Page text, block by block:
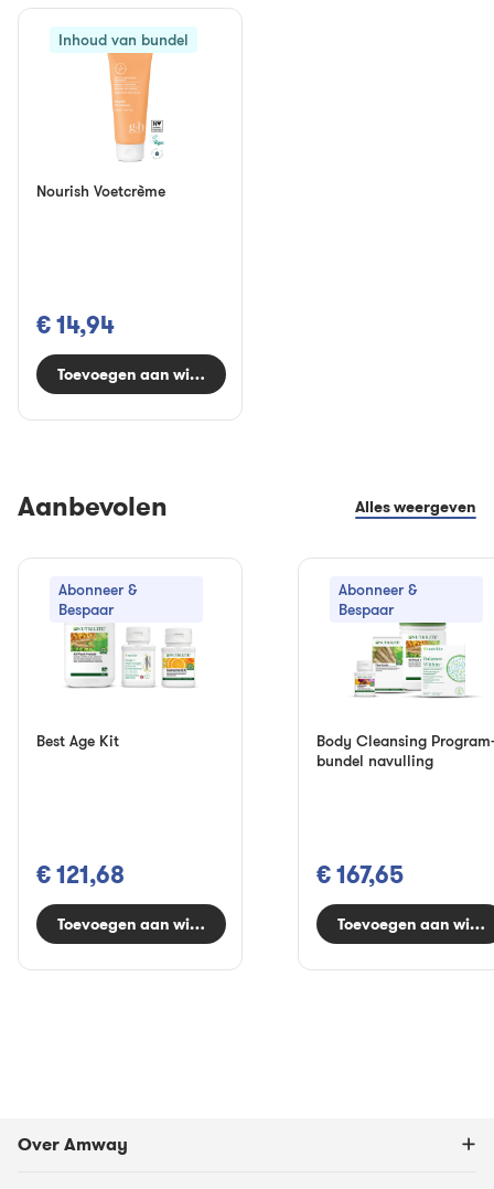
Inhoud van bundel
Nourish Voetcrème
€ 14,94
Toevoegen aan winkelwagen
Aanbevolen Alles weergeven
Abonneer &
Bespaar
Best Age Kit
€ 121,68
Toevoegen aan winkelwagen
Abonneer &
Bespaar
Body Cleansing Program-
bundel navulling
€ 167,65
Toevoegen aan
Over Amway